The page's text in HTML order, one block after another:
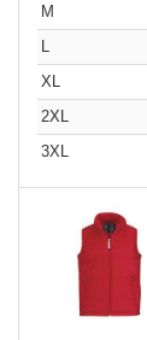
M
L
XL
2XL
3XL